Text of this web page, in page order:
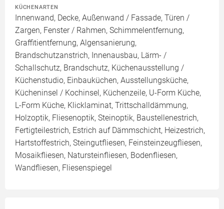
KÜCHENARTEN
Innenwand, Decke, Außenwand / Fassade, Türen /
Zargen, Fenster / Rahmen, Schimmelentfernung,
Graffitientfernung, Algensanierung,
Brandschutzanstrich, Innenausbau, Lärm- /
Schallschutz, Brandschutz, Küchenausstellung /
Küchenstudio, Einbauküchen, Ausstellungsküche,
Kücheninsel / Kochinsel, Küchenzeile, U-Form Küche,
L-Form Küche, Klicklaminat, Trittschalldämmung,
Holzoptik, Fliesenoptik, Steinoptik, Baustellenestrich,
Fertigteilestrich, Estrich auf Dämmschicht, Heizestrich,
Hartstoffestrich, Steingutfliesen, Feinsteinzeugfliesen,
Mosaikfliesen, Natursteinfliesen, Bodenfliesen,
Wandfliesen, Fliesenspiegel